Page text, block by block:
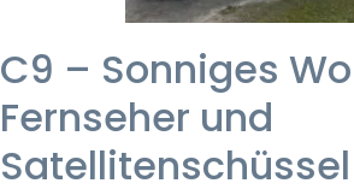
C9 – Sonniges
Fernseher und
Satellitenschüssel